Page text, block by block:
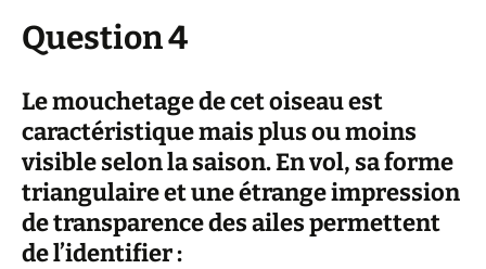
Question 4
Le mouchetage de cet oiseau est
caractéristique mais plus ou moins
visible selon la saison. En vol, sa forme
triangulaire et une étrange impression
de transparence des ailes permettent
de l’identifier :